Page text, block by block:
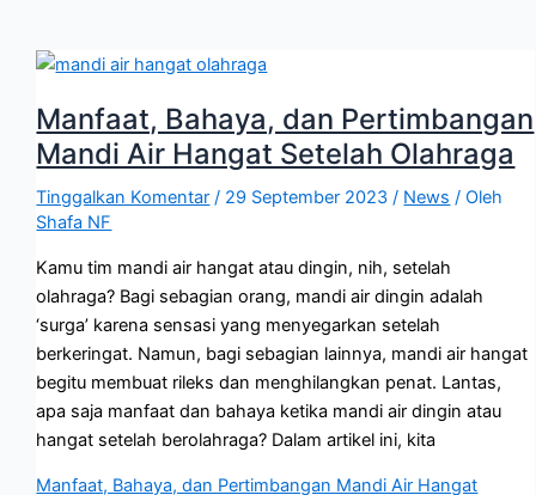
Manfaat, Bahaya, dan Pertimbangan
Mandi Air Hangat Setelah Olahraga
Tinggalkan Komentar / 29 September 2023/ News / Oleh
Shafa NF
Kamu tim mandi air hangat atau dingin, nih, setelah
olahraga? Bagi sebagian orang, mandi air dingin adalah
‘surga’ karena sensasi yang menyegarkan setelah
berkeringat. Namun, bagi sebagian lainnya, mandi air hangat
begitu membuat rileks dan menghilangkan penat. Lantas,
apa saja manfaat dan bahaya ketika mandi air dingin atau
hangat setelah berolahraga? Dalam artikel ini, kita
Manfaat, Bahaya, dan Pertimbangan Mandi Air Hangat